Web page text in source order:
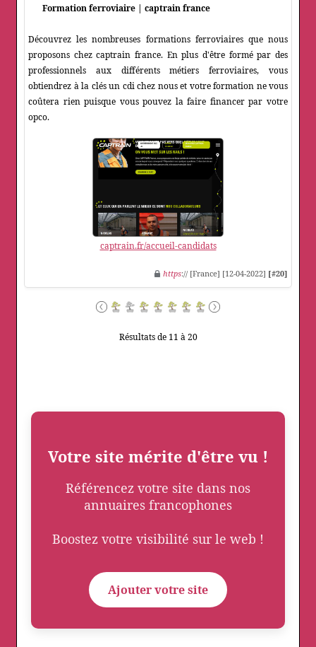
Formation ferroviaire | captrain france
Découvrez les nombreuses formations ferroviaires que nous
proposons chez captrain france. En plus d'être formé par des
professionnels aux différents métiers ferroviaires, vous
obtiendrez à la clés un cdi chez nous et votre formation ne vous
coûtera rien puisque vous pouvez la faire financer par votre
opco.
captrain.fr/accueil-candidats
https:// [France] [12-04-2022] [#20]
Résultats de 11 à 20
Votre site mérite d'être vu !
Référencez votre site dans nos
annuaires francophones
Boostez votre visibilité sur le web !
Ajouter votre site